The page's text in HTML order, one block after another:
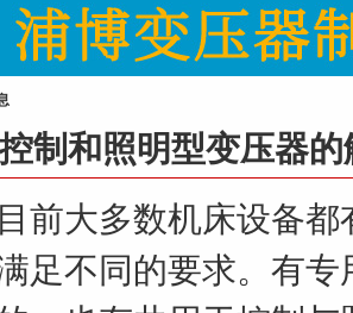
键
制和照明型变压器的
前大多数机床设备
足不同的要求。有